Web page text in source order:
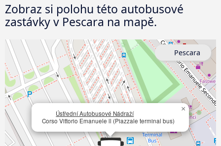
Zobraz si polohu této autobusové
zastávky v Pescara na mapě.
Ústřední Autobusové Nádraží
Corso Vittorio Emanuele ll (Piazzale terminal bus)
×
Pescara